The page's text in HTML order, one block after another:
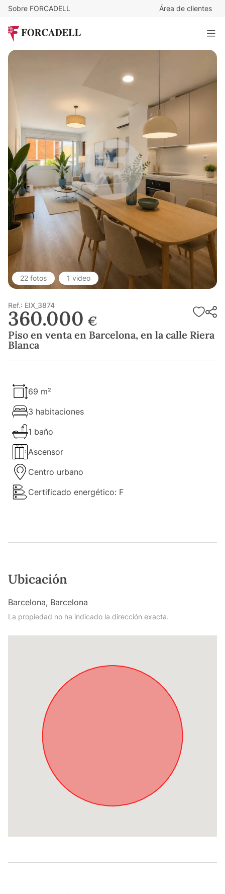
Sobre FORCADELL Área de clientes
360.000
69 m² · 3 habitaciones
22 fotos 1 video
Ref.: EIX_3874
360.000 €
Piso en venta en Barcelona, en la calle Riera
Blanca
69 m²
3 habitaciones
1 baño
Ascensor
Centro urbano
Certificado energético: F
Ubicación
Barcelona, Barcelona
La propiedad no ha indicado la dirección exacta.